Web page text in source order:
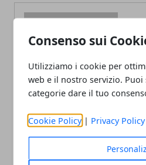
Consenso sui
Utilizziamo i cookie per
web e il nostro servizio. Puoi
categorie dare il tuo
Cookie Policy | Privacy Policy